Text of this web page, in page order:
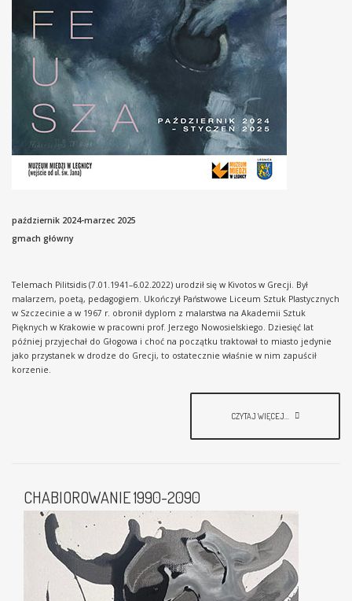
październik 2024-marzec 2025
gmach główny
Telemach Pilitsidis (7.01.1941–6.02.2022) urodził się w Kivotos w Grecji. Był
malarzem, poetą, pedagogiem. Ukończył Państwowe Liceum Sztuk Plastycznych
w Szczecinie a w 1967 r. obronił dyplom z malarstwa na Akademii Sztuk
Pięknych w Krakowie w pracowni prof. Jerzego Nowosielskiego. Dziesięć lat
później przyjechał do Głogowa i choć na początku traktował to miasto jedynie
jako przystanek w drodze do Grecji, to ostatecznie właśnie w nim zapuścił
korzenie.
CZYTAJ WIĘCEJ...
CHABIOROWANIE 1990-2090